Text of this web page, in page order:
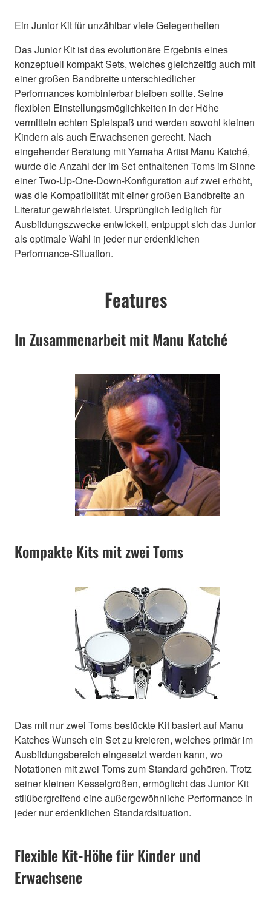
Ein Junior Kit für unzählbar viele Gelegenheiten
Das Junior Kit ist das evolutionäre Ergebnis eines
konzeptuell kompakt Sets, welches gleichzeitig auch mit
einer großen Bandbreite unterschiedlicher
Performances kombinierbar bleiben sollte. Seine
flexiblen Einstellungsmöglichkeiten in der Höhe
vermitteln echten Spielspaß und werden sowohl kleinen
Kindern als auch Erwachsenen gerecht. Nach
eingehender Beratung mit Yamaha Artist Manu Katché,
wurde die Anzahl der im Set enthaltenen Toms im Sinne
einer Two-Up-One-Down-Konfiguration auf zwei erhöht,
was die Kompatibilität mit einer großen Bandbreite an
Literatur gewährleistet. Ursprünglich lediglich für
Ausbildungszwecke entwickelt, entpuppt sich das Junior
als optimale Wahl in jeder nur erdenklichen
Performance-Situation.
Features
In Zusammenarbeit mit Manu Katché
Kompakte Kits mit zwei Toms
Das mit nur zwei Toms bestückte Kit basiert auf Manu
Katches Wunsch ein Set zu kreieren, welches primär im
Ausbildungsbereich eingesetzt werden kann, wo
Notationen mit zwei Toms zum Standard gehören. Trotz
seiner kleinen Kesselgrößen, ermöglicht das Junior Kit
stilübergreifend eine außergewöhnliche Performance in
jeder nur erdenklichen Standardsituation.
Flexible Kit-Höhe für Kinder und
Erwachsene